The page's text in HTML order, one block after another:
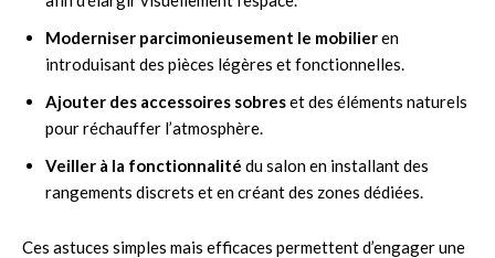
Moderniser parcimonieusement le mobilieren
introduisant des pièces légères et fonctionnelles.
Ajouter des accessoires sobreset des éléments naturels
pour réchauffer l’atmosphère.
Veiller à la fonctionnalité du salon en installant des
rangements discrets et en créant des zones dédiées.
Ces astuces simples mais efficaces permettent d’engager une